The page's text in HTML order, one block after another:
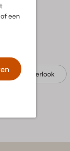
een
Leatherlook